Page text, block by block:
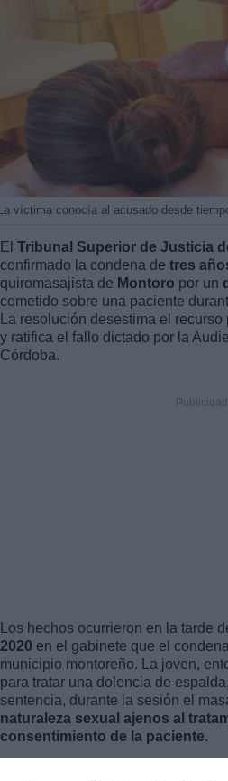
víctima conocía al acusado desde
El Tribunal Superior de Justicia
confirmado la condena de tres
quiromasajista de Montoro por un
cometido sobre una paciente
La resolución desestima el
y ratifica el fallo dictado por la
Córdoba.
Los hechos ocurrieron en la tarde
2020 en el gabinete que el
municipio montoreño. La joven,
para tratar una dolencia de
sentencia, durante la sesión el
naturaleza sexual ajenos al
consentimiento de la paciente.